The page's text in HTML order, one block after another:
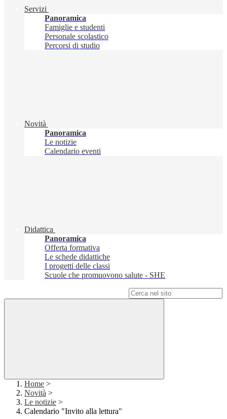
Servizi
Panoramica
Famiglie e studenti
Personale scolastico
Percorsi di studio
Novità
Panoramica
Le notizie
Calendario eventi
Didattica
Panoramica
Offerta formativa
Le schede didattiche
I progetti delle classi
Scuole che promuovono salute - SHE
Home >
Novità >
Le notizie >
Calendario "Invito alla lettura"